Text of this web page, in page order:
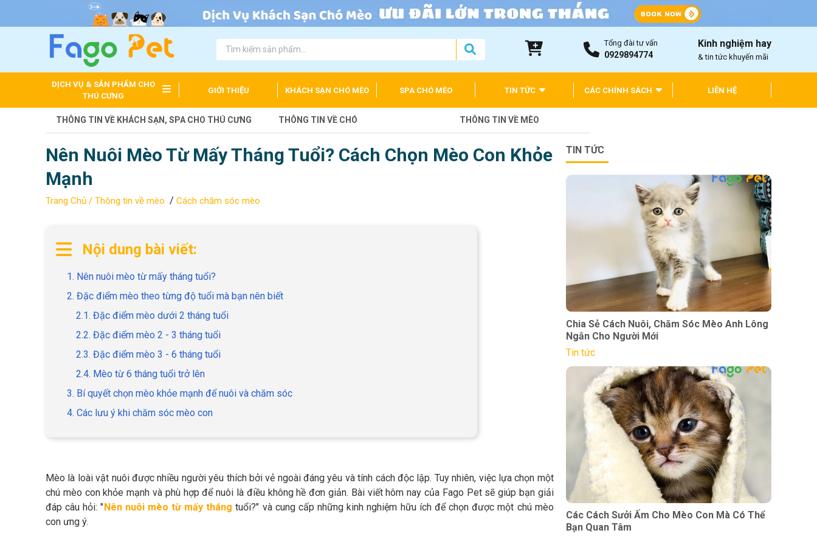
Tổng đài tư vấn
0929894774
Kinh nghiệm hay
& tin tức khuyến mãi
DỊCH VỤ & SẢN PHẨM CHO
THÚ CƯNG
GIỚI THIỆU KHÁCH SẠN CHÓ MÈO SPA CHÓ MÈO TIN TỨC CÁC CHÍNH SÁCH LIÊN HỆ
THÔNG TIN VỀ KHÁCH SẠN, SPA CHO THÚ CƯNG THÔNG TIN VỀ CHÓ THÔNG TIN VỀ MÈO
Nên Nuôi Mèo Từ Mấy Tháng Tuổi? Cách Chọn Mèo Con Khỏe
Mạnh
Trang Chủ / Thông tin về mèo / Cách chăm sóc mèo
Nội dung bài viết:
1. Nên nuôi mèo từ mấy tháng tuổi?
2. Đặc điểm mèo theo từng độ tuổi mà bạn nên biết
2.1. Đặc điểm mèo dưới 2 tháng tuổi
2.2. Đặc điểm mèo 2 - 3 tháng tuổi
2.3. Đặc điểm mèo 3 - 6 tháng tuổi
2.4. Mèo từ 6 tháng tuổi trở lên
3. Bí quyết chọn mèo khỏe mạnh để nuôi và chăm sóc
4. Các lưu ý khi chăm sóc mèo con
Mèo là loài vật nuôi được nhiều người yêu thích bởi vẻ ngoài đáng yêu và tính cách độc lập. Tuy nhiên, việc lựa chọn một
chú mèo con khỏe mạnh và phù hợp để nuôi là điều không hề đơn giản. Bài viết hôm nay của Fago Pet sẽ giúp bạn giải
đáp câu hỏi: "Nên nuôi mèo từ mấy tháng tuổi?" và cung cấp những kinh nghiệm hữu ích để chọn được một chú mèo
con ưng ý.
TIN TỨC
Chia Sẻ Cách Nuôi, Chăm Sóc Mèo Anh Lông
Ngắn Cho Người Mới
Tin tức
Các Cách Sưởi Ấm Cho Mèo Con Mà Có Thể
Bạn Quan Tâm